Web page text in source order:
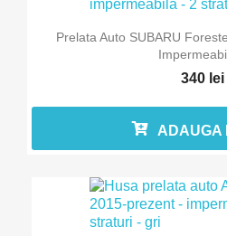
Prelata Auto SUBARU
340 lei
ADAUGA
Intra in cont
Trebuie sa fi logat in contul de
produse in Lista de Favorite.